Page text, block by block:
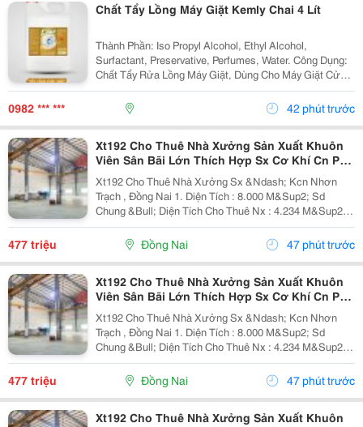
Chất Tẩy Lồng Máy Giặt Kemly Chai 4 Lít
Thành Phần: Iso Propyl Alcohol, Ethyl Alcohol,
Surfactant, Preservative, Perfumes, Water. Công Dụng:
Chất Tẩy Rửa Lồng Máy Giặt, Dùng Cho Máy Giặt Cửa
Trên, Máy Giặt Cửa Trước. Cách Dùng: Sử Dụng Từ 5-
10 Gam/Lít. Nếu Máy Giặt 7 Kg Thì Chọn Mức...
0982 *** *** 42 phút trước
Xt192 Cho Thuê Nhà Xưởng Sản Xuất Khuôn
Viên Sân Bãi Lớn Thích Hợp Sx Cơ Khí Cn Phụ
Trợ
Xt192 Cho Thuê Nhà Xưởng Sx &Ndash; Kcn Nhơn
Trạch , Đồng Nai 1. Diện Tích : 8.000 M&Sup2; Sd
Chung &Bull; Diện Tích Cho Thuê Nx : 4.234 M&Sup2; (
58M X 73M ) &Bull; Văn Phòng 100 M&Sup2; Trong
Xưởng Kết Cấu Xưởng Chuẩn Kcn, Nền Bê Tông
477 triệu Đồng Nai 47 phút trước
Xt192 Cho Thuê Nhà Xưởng Sản Xuất Khuôn
Viên Sân Bãi Lớn Thích Hợp Sx Cơ Khí Cn Phụ
Trợ
Xt192 Cho Thuê Nhà Xưởng Sx &Ndash; Kcn Nhơn
Trạch , Đồng Nai 1. Diện Tích : 8.000 M&Sup2; Sd
Chung &Bull; Diện Tích Cho Thuê Nx : 4.234 M&Sup2; (
58M X 73M ) &Bull; Văn Phòng 100 M&Sup2; Trong
Xưởng Kết Cấu Xưởng Chuẩn Kcn, Nền Bê Tông
477 triệu Đồng Nai 47 phút trước
Xt192 Cho Thuê Nhà Xưởng Sản Xuất Khuôn